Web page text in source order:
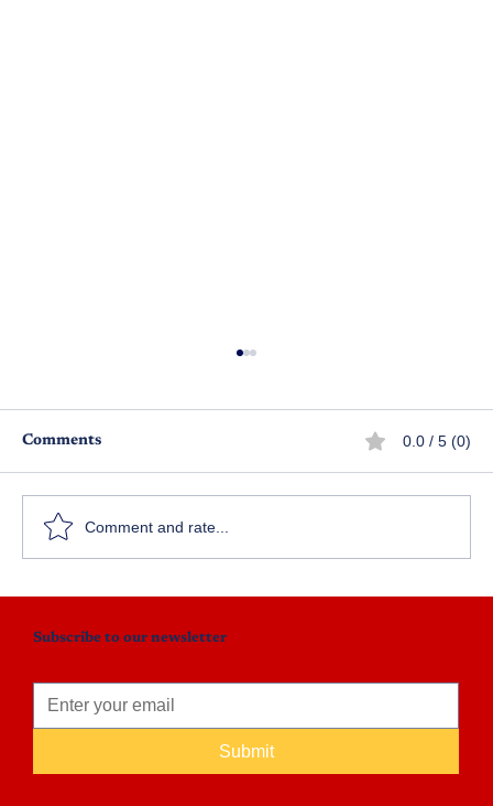
కార్తీక్ టిఫిన్ సెంటర్ – పార్ట్ 1
Comments 0.0 / 5 (0)
Comment and rate...
Subscribe to our newsletter
Submit